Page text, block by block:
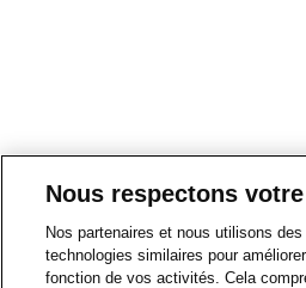
Nous respectons
Nos partenaires et nous utilisons
technologies similaires pour
fonction de vos activités. Cela